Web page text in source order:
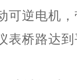
可逆电机
表桥路达